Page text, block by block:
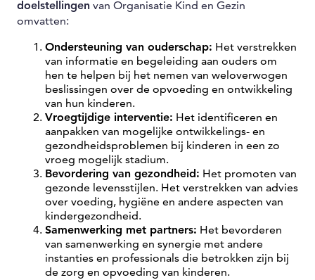
doelstellingen van Organisatie Kind en Gezin
omvatten:
Ondersteuning van ouderschap: Het verstrekken
van informatie en begeleiding aan ouders om
hen te helpen bij het nemen van weloverwogen
beslissingen over de opvoeding en ontwikkeling
van hun kinderen.
Vroegtijdige interventie: Het identificeren en
aanpakken van mogelijke ontwikkelings- en
gezondheidsproblemen bij kinderen in een zo
vroeg mogelijk stadium.
Bevordering van gezondheid: Het promoten van
gezonde levensstijlen. Het verstrekken van advies
over voeding, hygiëne en andere aspecten van
kindergezondheid.
Samenwerking met partners: Het bevorderen
van samenwerking en synergie met andere
instanties en professionals die betrokken zijn bij
de zorg en opvoeding van kinderen.